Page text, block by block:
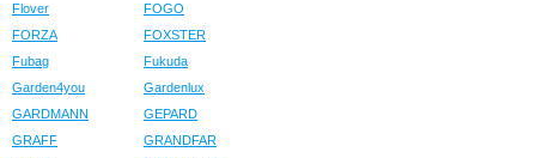
Flover
FOGO
FORZA
FOXSTER
Fubag
Fukuda
Garden4you
Gardenlux
GARDMANN
GEPARD
GRAFF
GRANDFAR